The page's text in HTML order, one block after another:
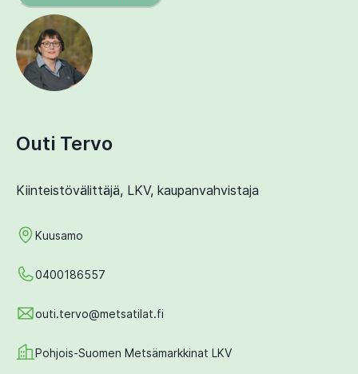
Outi Tervo
Kiinteistövälittäjä, LKV, kaupanvahvistaja
Kuusamo
0400186557
outi.tervo@metsatilat.fi
Pohjois-Suomen Metsämarkkinat LKV